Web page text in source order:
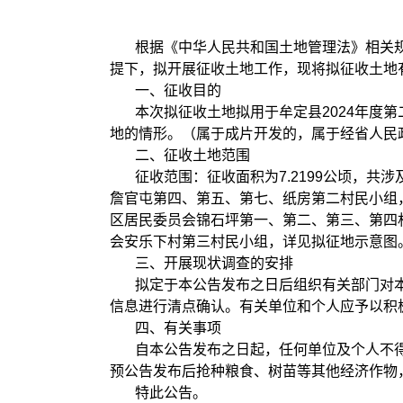
根据《中华人民共和国土地管理法》相关
提下，拟开展征收土地工作，现将拟征收土地
一、征收目的
本次拟征收土地拟用于牟定县2024年度
地的情形。（属于成片开发的，属于经省人
二、征收土地范围
征收范围：征收面积为7.2199公顷，共
詹官屯第四、第五、第七、纸房第二村民小
区居民委员会锦石坪第一、第二、第三、第
会安乐下村第三村民小组，详见拟征地示意图
三、开展现状调查的安排
拟定于本公告发布之日后组织有关部门对
信息进行清点确认。有关单位和个人应予以积
四、有关事项
自本公告发布之日起，任何单位及个人
预公告发布后抢种粮食、树苗等其他经济作
特此公告。